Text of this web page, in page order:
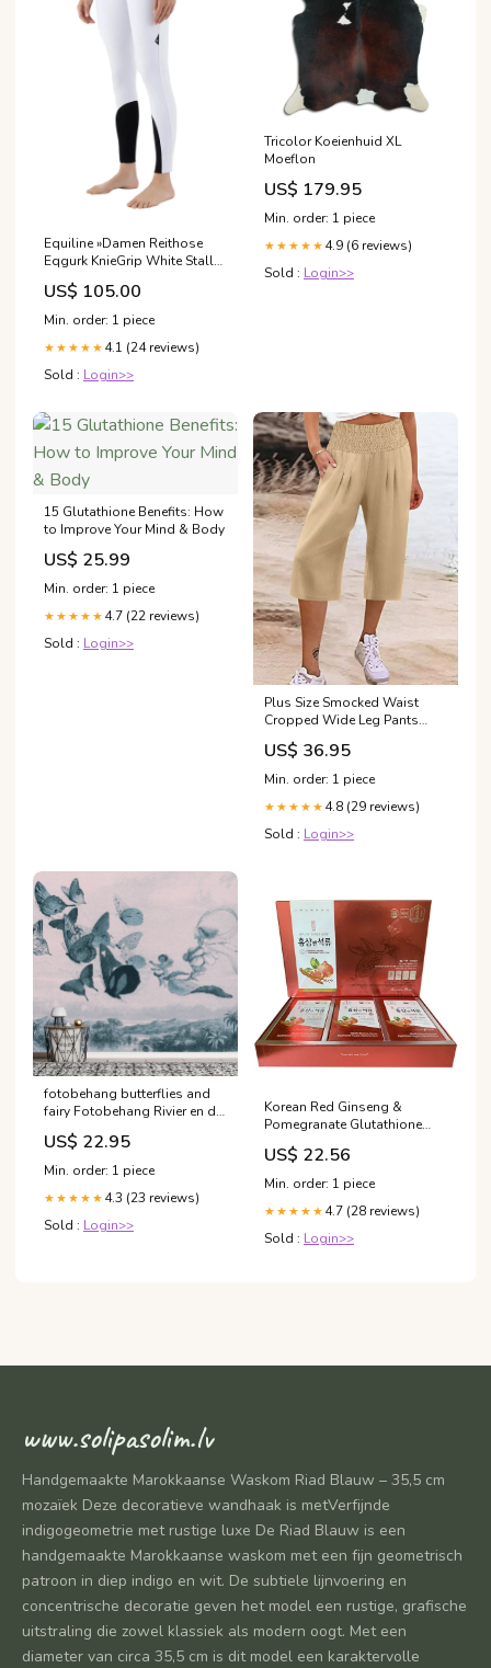
Equiline »Damen Reithose
Eqgurk KnieGrip White Stall-
Organisation
US$ 105.00
Min. order: 1 piece
★★★★★ 4.1 (24 reviews)
Sold : Login>>
Tricolor Koeienhuid XL
Moeflon
US$ 179.95
Min. order: 1 piece
★★★★★ 4.9 (6 reviews)
Sold : Login>>
15 Glutathione Benefits: How
to Improve Your Mind & Body
US$ 25.99
Min. order: 1 piece
★★★★★ 4.7 (22 reviews)
Sold : Login>>
Plus Size Smocked Waist
Cropped Wide Leg Pants
Cardigans
US$ 36.95
Min. order: 1 piece
★★★★★ 4.8 (29 reviews)
Sold : Login>>
fotobehang butterflies and
fairy Fotobehang Rivier en de
waterval
US$ 22.95
Min. order: 1 piece
★★★★★ 4.3 (23 reviews)
Sold : Login>>
Korean Red Ginseng &
Pomegranate Glutathione
Daedong – Viet Gifts
US$ 22.56
Min. order: 1 piece
★★★★★ 4.7 (28 reviews)
Sold : Login>>
www.solipasolim.lv
Handgemaakte Marokkaanse Waskom Riad Blauw – 35,5 cm
mozaïek Deze decoratieve wandhaak is metVerfijnde
indigogeometrie met rustige luxe De Riad Blauw is een
handgemaakte Marokkaanse waskom met een fijn geometrisch
patroon in diep indigo en wit. De subtiele lijnvoering en
concentrische decoratie geven het model een rustige, grafische
uitstraling die zowel klassiek als modern oogt. Met een
diameter van circa 35,5 cm is dit model een karaktervolle